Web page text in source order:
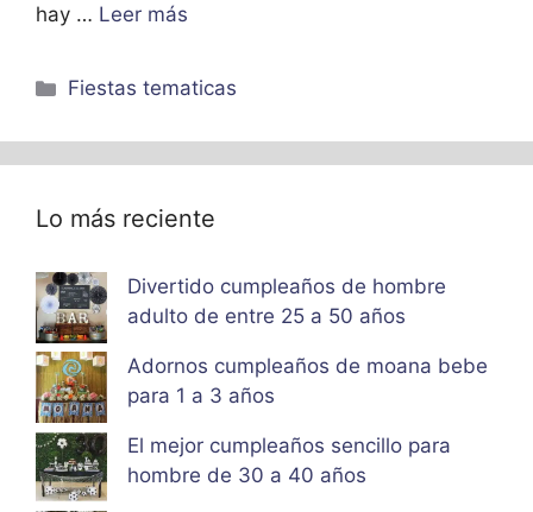
hay … Leer más
Categorías
Fiestas tematicas
Lo más reciente
Divertido cumpleaños de hombre
adulto de entre 25 a 50 años
Adornos cumpleaños de moana bebe
para 1 a 3 años
El mejor cumpleaños sencillo para
hombre de 30 a 40 años